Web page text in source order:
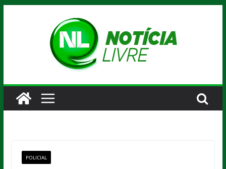
POLICIAL